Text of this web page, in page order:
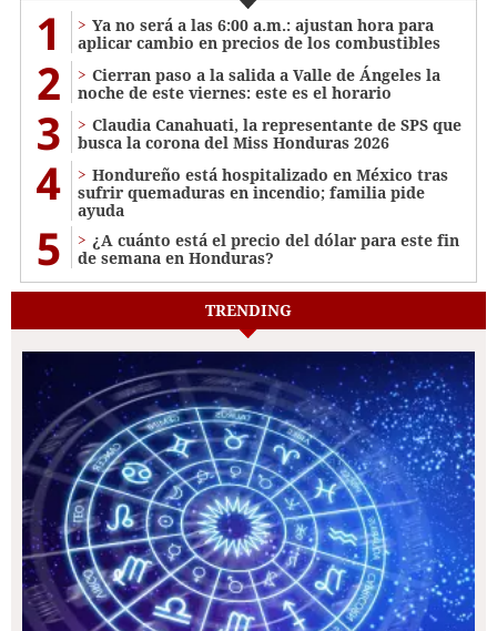
1
Ya no será a las 6:00 a.m.: ajustan hora para
aplicar cambio en precios de los combustibles
2
Cierran paso a la salida a Valle de Ángeles la
noche de este viernes: este es el horario
3
Claudia Canahuati, la representante de SPS que
busca la corona del Miss Honduras 2026
4
Hondureño está hospitalizado en México tras
sufrir quemaduras en incendio; familia pide
ayuda
5
¿A cuánto está el precio del dólar para este fin
de semana en Honduras?
TRENDING